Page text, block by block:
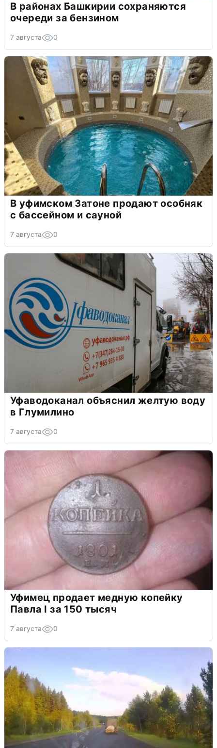
В районах Башкирии сохраняются
очереди за бензином
7 августа 0
В уфимском Затоне продают особняк
с бассейном и сауной
7 августа 0
Уфаводоканал объяснил желтую воду
в Глумилино
7 августа 0
Уфимец продает медную копейку
Павла I за 150 тысяч
7 августа 0